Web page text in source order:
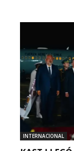
INTERNACIONAL